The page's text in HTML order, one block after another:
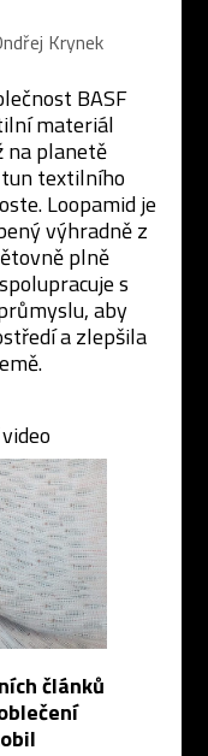
Krynek
BASF
materiál
na planetě
textilního
Loopamid je
výhradně z
plně
s
aby
a zlepšila
článků